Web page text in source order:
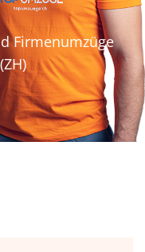
Firmenumzüge